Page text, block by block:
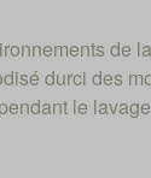
de
durci des
le